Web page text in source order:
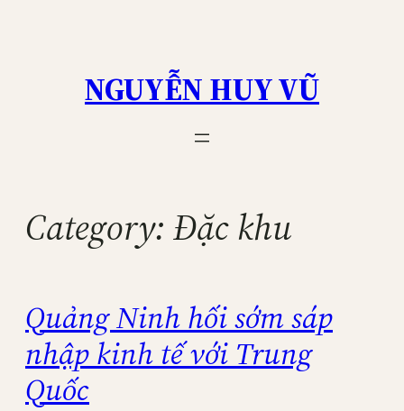
NGUYỄN HUY VŨ
Category: Đặc khu
Quảng Ninh hối sớm sáp
nhập kinh tế với Trung
Quốc